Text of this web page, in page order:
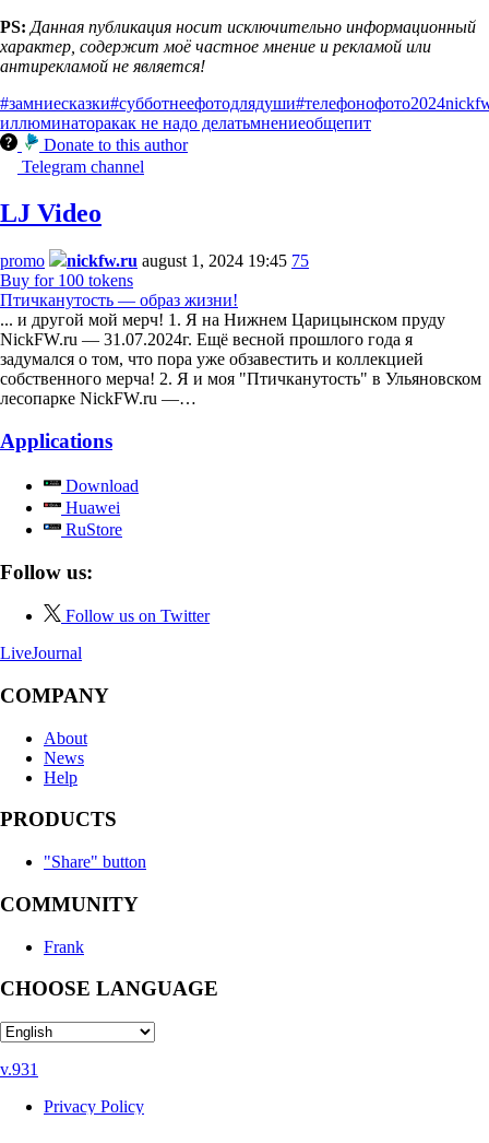
PS: Данная публикация носит исключительно информационный
характер, содержит моё частное мнение и рекламой или
антирекламой не является!
#замниесказки#субботнеефотодлядуши#телефонофото2024
иллюминаторакак не надо делатьмнениеобщепит
Donate to this author
Telegram channel
LJ Video
promo nickfw.ru august 1, 2024 19:45 75
Buy for 100 tokens
Птичканутость — образ жизни!
... и другой мой мерч! 1. Я на Нижнем Царицынском пруду
NickFW.ru — 31.07.2024г. Ещё весной прошлого года я
задумался о том, что пора уже обзавестить и коллекцией
собственного мерча! 2. Я и моя "Птичканутость" в Ульяновском
лесопарке NickFW.ru —…
Applications
Download
Huawei
RuStore
Follow us:
Follow us on Twitter
LiveJournal
COMPANY
About
News
Help
PRODUCTS
"Share" button
COMMUNITY
Frank
CHOOSE LANGUAGE
v.931
Privacy Policy